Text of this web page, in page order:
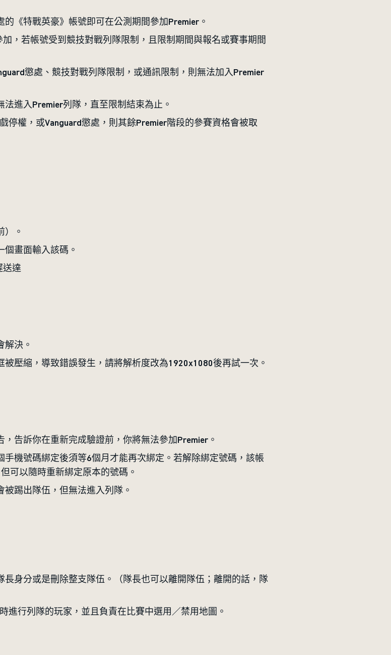
《特戰英豪》帳號即可在公測期間參加Premier。
，若帳號受到競技對戰列隊限制，且限制期間與報名或賽事期間
懲處、競技對戰列隊限制，或通訊限制，則無法加入Premier
進入Premier列隊，直至限制結束為止。
停權，或Vanguard懲處，則其餘Premier階段的參賽資格會被取
）。
畫面輸入該碼。
送達
解決。
壓縮，導致錯誤發生，請將解析度改為1920x1080後再試一次。
告訴你在重新完成驗證前，你將無法參加Premier。
機號碼綁定後須等6個月才能再次綁定。若解除綁定號碼，該帳
可以隨時重新綁定原本的號碼。
被踢出隊伍，但無法進入列隊。
長身分或是刪除整支隊伍。（隊長也可以離開隊伍；離開的話，隊
進行列隊的玩家，並且負責在比賽中選用／禁用地圖。